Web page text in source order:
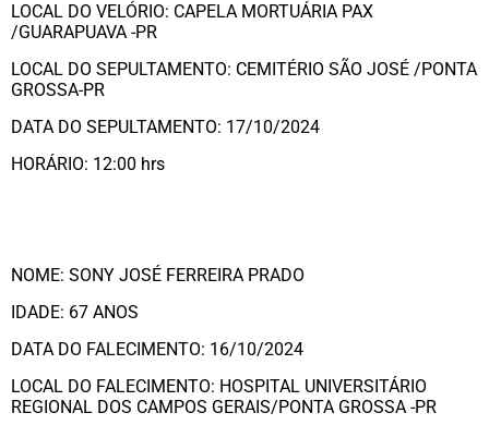
LOCAL DO VELÓRIO: CAPELA MORTUÁRIA PAX
/GUARAPUAVA -PR
LOCAL DO SEPULTAMENTO: CEMITÉRIO SÃO JOSÉ /PONTA
GROSSA-PR
DATA DO SEPULTAMENTO: 17/10/2024
HORÁRIO: 12:00 hrs
NOME: SONY JOSÉ FERREIRA PRADO
IDADE: 67 ANOS
DATA DO FALECIMENTO: 16/10/2024
LOCAL DO FALECIMENTO: HOSPITAL UNIVERSITÁRIO
REGIONAL DOS CAMPOS GERAIS/PONTA GROSSA -PR